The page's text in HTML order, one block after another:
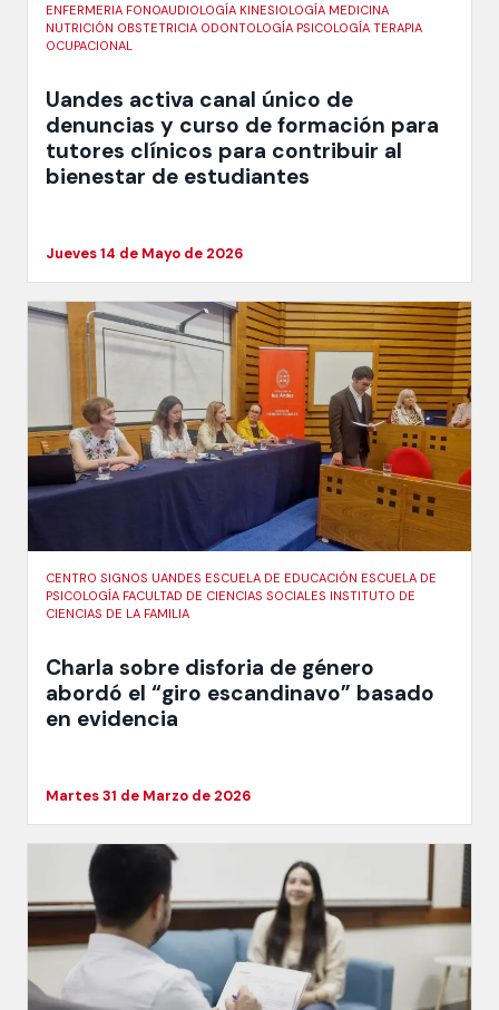
ENFERMERIA FONOAUDIOLOGÍA KINESIOLOGÍA MEDICINA
NUTRICIÓN OBSTETRICIA ODONTOLOGÍA PSICOLOGÍA TERAPIA
OCUPACIONAL
Uandes activa canal único de
denuncias y curso de formación para
tutores clínicos para contribuir al
bienestar de estudiantes
Jueves 14 de Mayo de 2026
CENTRO SIGNOS UANDES ESCUELA DE EDUCACIÓN ESCUELA DE
PSICOLOGÍA FACULTAD DE CIENCIAS SOCIALES INSTITUTO DE
CIENCIAS DE LA FAMILIA
Charla sobre disforia de género
abordó el “giro escandinavo” basado
en evidencia
Martes 31 de Marzo de 2026